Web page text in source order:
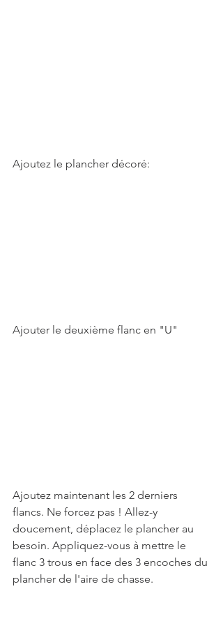
Ajoutez le plancher décoré:
Ajouter le deuxième flanc en "U"
Ajoutez maintenant les 2 derniers
flancs. Ne forcez pas ! Allez-y
doucement, déplacez le plancher au
besoin. Appliquez-vous à mettre le
flanc 3 trous en face des 3 encoches du
plancher de l'aire de chasse.